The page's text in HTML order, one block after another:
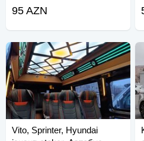
95 AZN
Vito, Sprinter, Hyundai